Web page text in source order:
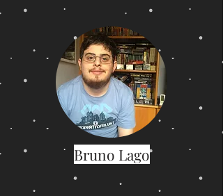
Bruno Lago